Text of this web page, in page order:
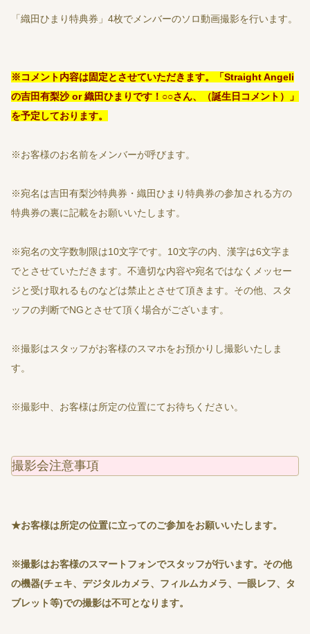
「織田ひまり特典券」4枚でメンバーのソロ動画撮影を行います。
※コメント内容は固定とさせていただきます。「Straight Angeli
の吉田有梨沙 or 織田ひまりです！○○さん、（誕生日コメント）」
を予定しております。
※お客様のお名前をメンバーが呼びます。
※宛名は吉田有梨沙特典券・織田ひまり特典券の参加される方の
特典券の裏に記載をお願いいたします。
※宛名の文字数制限は10文字です。10文字の内、漢字は6文字ま
でとさせていただきます。不適切な内容や宛名ではなくメッセー
ジと受け取れるものなどは禁止とさせて頂きます。その他、スタ
ッフの判断でNGとさせて頂く場合がございます。
※撮影はスタッフがお客様のスマホをお預かりし撮影いたしま
す。
※撮影中、お客様は所定の位置にてお待ちください。
撮影会注意事項
★お客様は所定の位置に立ってのご参加をお願いいたします。
※撮影はお客様のスマートフォンでスタッフが行います。その他
の機器(チェキ、デジタルカメラ、フィルムカメラ、一眼レフ、タ
ブレット等)での撮影は不可となります。